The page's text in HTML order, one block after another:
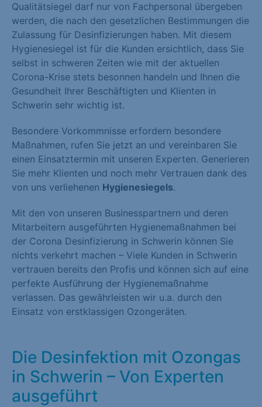
Qualitätsiegel darf nur von Fachpersonal übergeben
werden, die nach den gesetzlichen Bestimmungen die
Zulassung für Desinfizierungen haben. Mit diesem
Hygienesiegel ist für die Kunden ersichtlich, dass Sie
selbst in schweren Zeiten wie mit der aktuellen
Corona-Krise stets besonnen handeln und Ihnen die
Gesundheit Ihrer Beschäftigten und Klienten in
Schwerin sehr wichtig ist.
Besondere Vorkommnisse erfordern besondere
Maßnahmen, rufen Sie jetzt an und vereinbaren Sie
einen Einsatztermin mit unseren Experten. Generieren
Sie mehr Klienten und noch mehr Vertrauen dank des
von uns verliehenen Hygienesiegels.
Mit den von unseren Businesspartnern und deren
Mitarbeitern ausgeführten Hygienemaßnahmen bei
der Corona Desinfizierung in Schwerin können Sie
nichts verkehrt machen – Viele Kunden in Schwerin
vertrauen bereits den Profis und können sich auf eine
perfekte Ausführung der Hygienemaßnahme
verlassen. Das gewährleisten wir u.a. durch den
Einsatz von erstklassigen Ozongeräten.
Die Desinfektion mit Ozongas
in Schwerin – Von Experten
ausgeführt